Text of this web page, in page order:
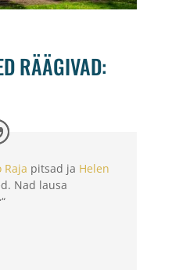
RÄÄGIVAD:
Raja pitsad ja Helen
Nad lausa
“